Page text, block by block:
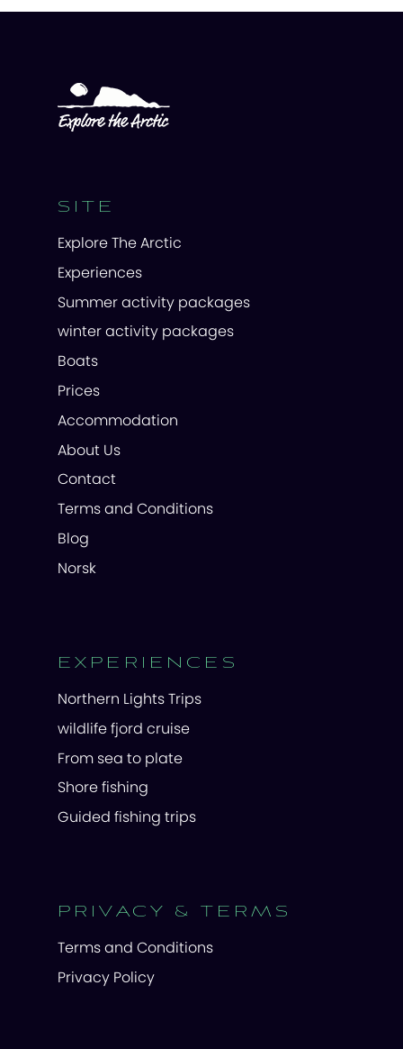
SITE
Explore The Arctic
Experiences
Summer activity packages
winter activity packages
Boats
Prices
Accommodation
About Us
Contact
Terms and Conditions
Blog
Norsk
EXPERIENCES
Northern Lights Trips
wildlife fjord cruise
From sea to plate
Shore fishing
Guided fishing trips
PRIVACY & TERMS
Terms and Conditions
Privacy Policy